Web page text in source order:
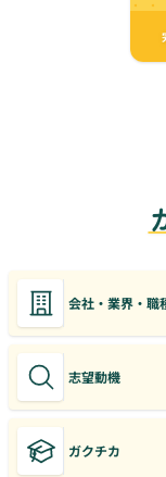
会社・業界・職
志望動機
ガクチカ